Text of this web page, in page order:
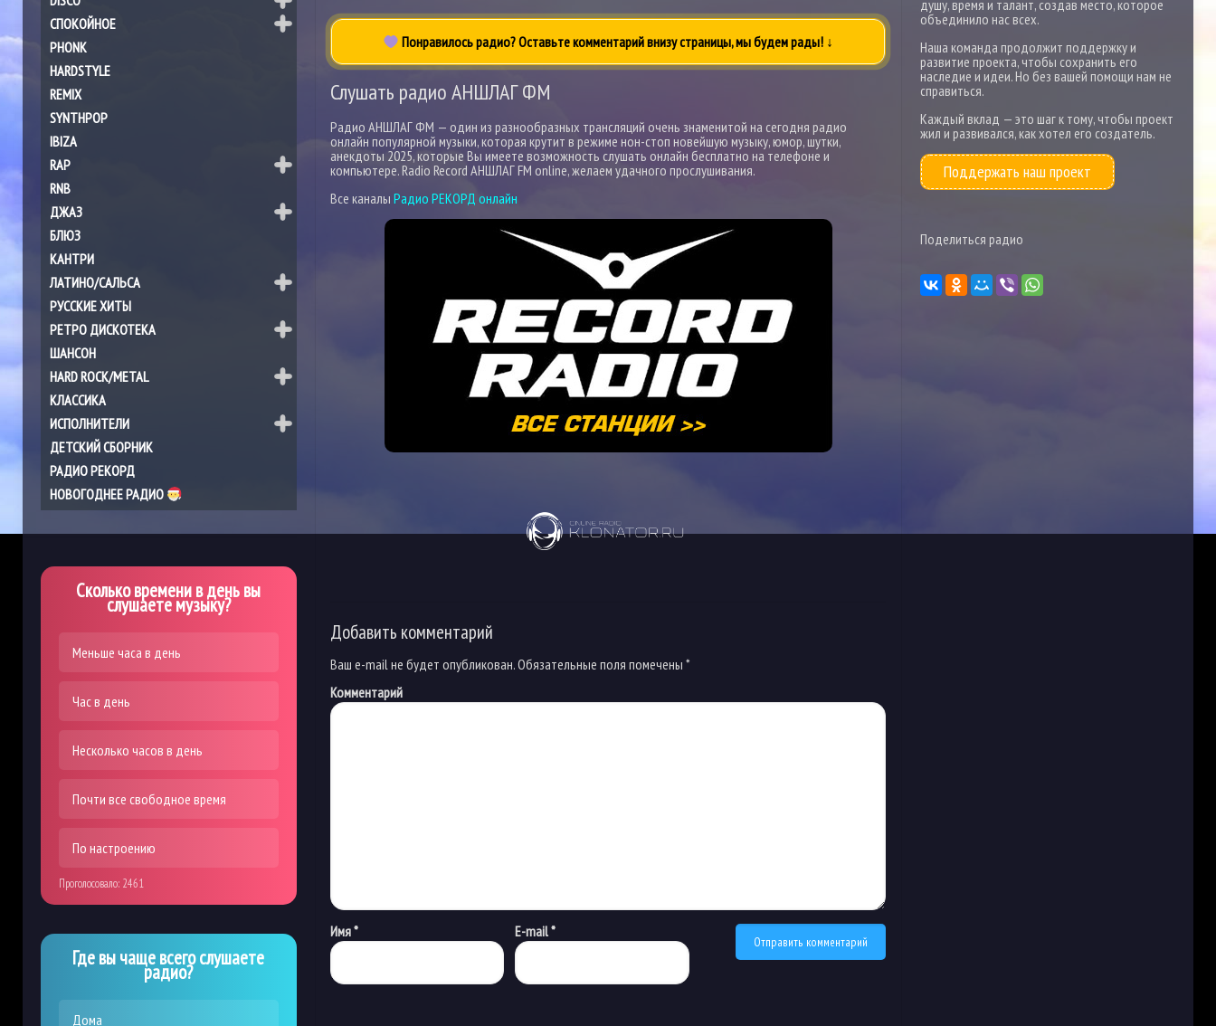
Понравилось радио? Оставьте комментарий внизу страницы, мы будем рады! ↓
Слушать радио АНШЛАГ ФМ
Радио АНШЛАГ ФМ — один из разнообразных трансляций очень знаменитой на сегодня радио
онлайн популярной музыки, которая крутит в режиме нон-стоп новейшую музыку, юмор, шутки,
анекдоты 2025, которые Вы имеете возможность слушать онлайн бесплатно на телефоне и
компьютере. Radio Record АНШЛАГ FM online, желаем удачного прослушивания.
Все каналы Радио РЕКОРД онлайн
Добавить комментарий
Ваш e-mail не будет опубликован.Обязательные поля помечены *
Комментарий
Имя* E-mail*
СПОКОЙНОЕ
PHONK
HARDSTYLE
REMIX
SYNTHPOP
IBIZA
RAP
RNB
ДЖАЗ
БЛЮЗ
КАНТРИ
ЛАТИНО/САЛЬСА
РУССКИЕ ХИТЫ
РЕТРО ДИСКОТЕКА
ШАНСОН
HARD ROCK/METAL
КЛАССИКА
ИСПОЛНИТЕЛИ
ДЕТСКИЙ СБОРНИК
РАДИО РЕКОРД
НОВОГОДНЕЕ РАДИО
Сколько времени в день вы
слушаете музыку?
Меньше часа в день
Час в день
Несколько часов в день
Почти все свободное время
По настроению
Проголосовало: 2461
Где вы чаще всего слушаете
радио?
Дома
душу, время и талант, создав место, которое
объединило нас всех.
Наша команда продолжит поддержку и
развитие проекта, чтобы сохранить его
наследие и идеи. Но без вашей помощи нам не
справиться.
Каждый вклад — это шаг к тому, чтобы проект
жил и развивался, как хотел его создатель.
Поддержать наш проект
Поделиться радио